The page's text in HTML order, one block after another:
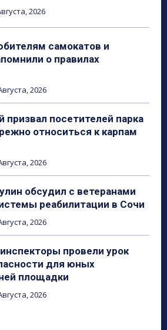
2026
самокатов и
о правилах
2026
призвал посетителей парка
относиться к карпам
2026
обсудил с ветеранами
реабилитации в Сочи
2026
провели урок
для юных
площадки
2026